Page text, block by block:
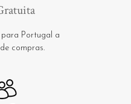
Portugal a
compras.